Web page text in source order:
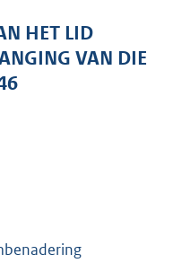
b HET LID
VAN DIE